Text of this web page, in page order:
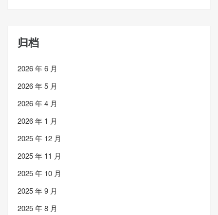
归档
2026 年 6 月
2026 年 5 月
2026 年 4 月
2026 年 1 月
2025 年 12 月
2025 年 11 月
2025 年 10 月
2025 年 9 月
2025 年 8 月